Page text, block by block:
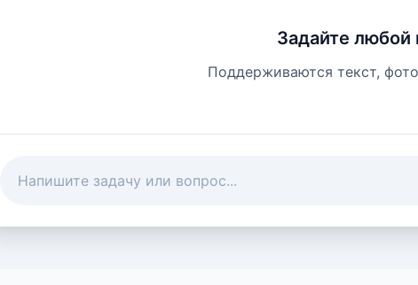
Задайте любой
Поддерживаются текст,